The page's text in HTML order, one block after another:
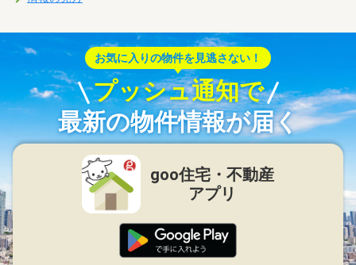
お気に入りの物件を見逃さない！
プッシュ通知で
最新の物件情報が届く
goo住宅・不動産
アプリ